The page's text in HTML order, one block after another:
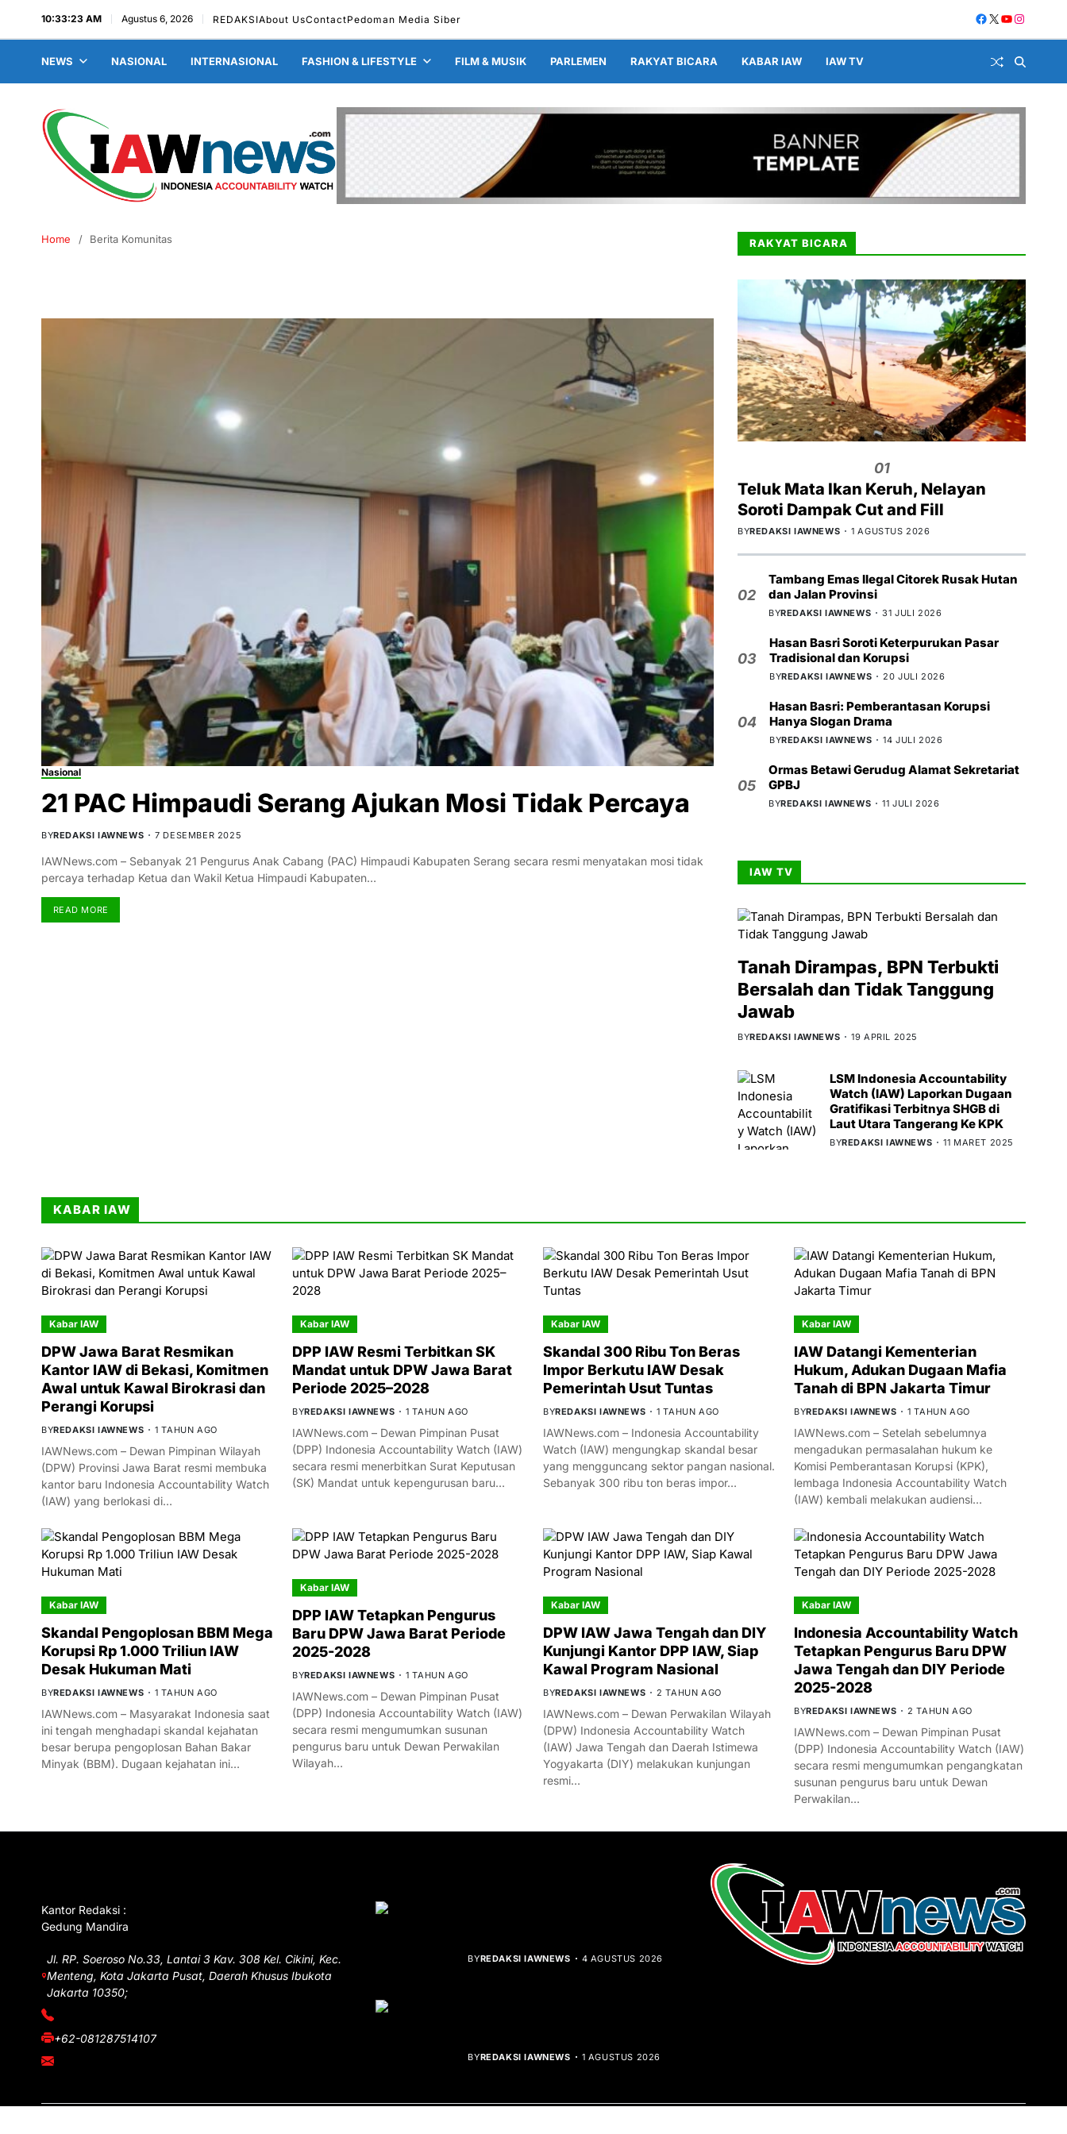
10:33:24 AM Agustus 6, 2026 REDAKSIAbout UsContactPedoman Media Siber
NEWS NASIONAL INTERNASIONAL FASHION & LIFESTYLE FILM & MUSIK PARLEMEN RAKYAT BICARA KABAR IAW IAW TV
Home Berita Komunitas
Nasional
21 PAC Himpaudi Serang Ajukan Mosi Tidak Percaya
BYREDAKSI IAWNEWS 7 DESEMBER 2025
IAWNews.com – Sebanyak 21 Pengurus Anak Cabang (PAC) Himpaudi Kabupaten Serang secara resmi menyatakan mosi tidak
percaya terhadap Ketua dan Wakil Ketua Himpaudi Kabupaten…
READ MORE
RAKYAT BICARA
01
Teluk Mata Ikan Keruh, Nelayan
Soroti Dampak Cut and Fill
BYREDAKSI IAWNEWS 1 AGUSTUS 2026
02
Tambang Emas Ilegal Citorek Rusak Hutan
dan Jalan Provinsi
BYREDAKSI IAWNEWS 31 JULI 2026
03
Hasan Basri Soroti Keterpurukan Pasar
Tradisional dan Korupsi
BYREDAKSI IAWNEWS 20 JULI 2026
04
Hasan Basri: Pemberantasan Korupsi
Hanya Slogan Drama
BYREDAKSI IAWNEWS 14 JULI 2026
05
Ormas Betawi Gerudug Alamat Sekretariat
GPBJ
BYREDAKSI IAWNEWS 11 JULI 2026
IAW TV
Tanah Dirampas, BPN Terbukti
Bersalah dan Tidak Tanggung
Jawab
BYREDAKSI IAWNEWS 19 APRIL 2025
LSM Indonesia Accountability
Watch (IAW) Laporkan Dugaan
Gratifikasi Terbitnya SHGB di
Laut Utara Tangerang Ke KPK
BYREDAKSI IAWNEWS 11 MARET 2025
KABAR IAW
Kabar IAW
DPW Jawa Barat Resmikan
Kantor IAW di Bekasi, Komitmen
Awal untuk Kawal Birokrasi dan
Perangi Korupsi
BYREDAKSI IAWNEWS 1 TAHUN AGO
IAWNews.com – Dewan Pimpinan Wilayah
(DPW) Provinsi Jawa Barat resmi membuka
kantor baru Indonesia Accountability Watch
(IAW) yang berlokasi di…
Kabar IAW
DPP IAW Resmi Terbitkan SK
Mandat untuk DPW Jawa Barat
Periode 2025–2028
BYREDAKSI IAWNEWS 1 TAHUN AGO
IAWNews.com – Dewan Pimpinan Pusat
(DPP) Indonesia Accountability Watch (IAW)
secara resmi menerbitkan Surat Keputusan
(SK) Mandat untuk kepengurusan baru…
Kabar IAW
Skandal 300 Ribu Ton Beras
Impor Berkutu IAW Desak
Pemerintah Usut Tuntas
BYREDAKSI IAWNEWS 1 TAHUN AGO
IAWNews.com – Indonesia Accountability
Watch (IAW) mengungkap skandal besar
yang mengguncang sektor pangan nasional.
Sebanyak 300 ribu ton beras impor…
Kabar IAW
IAW Datangi Kementerian
Hukum, Adukan Dugaan Mafia
Tanah di BPN Jakarta Timur
BYREDAKSI IAWNEWS 1 TAHUN AGO
IAWNews.com – Setelah sebelumnya
mengadukan permasalahan hukum ke
Komisi Pemberantasan Korupsi (KPK),
lembaga Indonesia Accountability Watch
(IAW) kembali melakukan audiensi…
Kabar IAW
Skandal Pengoplosan BBM Mega
Korupsi Rp 1.000 Triliun IAW
Desak Hukuman Mati
BYREDAKSI IAWNEWS 1 TAHUN AGO
IAWNews.com – Masyarakat Indonesia saat
ini tengah menghadapi skandal kejahatan
besar berupa pengoplosan Bahan Bakar
Minyak (BBM). Dugaan kejahatan ini…
Kabar IAW
DPP IAW Tetapkan Pengurus
Baru DPW Jawa Barat Periode
2025-2028
BYREDAKSI IAWNEWS 1 TAHUN AGO
IAWNews.com – Dewan Pimpinan Pusat
(DPP) Indonesia Accountability Watch (IAW)
secara resmi mengumumkan susunan
pengurus baru untuk Dewan Perwakilan
Wilayah…
Kabar IAW
DPW IAW Jawa Tengah dan DIY
Kunjungi Kantor DPP IAW, Siap
Kawal Program Nasional
BYREDAKSI IAWNEWS 2 TAHUN AGO
IAWNews.com – Dewan Perwakilan Wilayah
(DPW) Indonesia Accountability Watch
(IAW) Jawa Tengah dan Daerah Istimewa
Yogyakarta (DIY) melakukan kunjungan
resmi…
Kabar IAW
Indonesia Accountability Watch
Tetapkan Pengurus Baru DPW
Jawa Tengah dan DIY Periode
2025-2028
BYREDAKSI IAWNEWS 2 TAHUN AGO
IAWNews.com – Dewan Pimpinan Pusat
(DPP) Indonesia Accountability Watch (IAW)
secara resmi mengumumkan pengangkatan
susunan pengurus baru untuk Dewan
Perwakilan…
Kantor Redaksi :
Gedung Mandira
Jl. RP. Soeroso No.33, Lantai 3 Kav. 308 Kel. Cikini, Kec.
Menteng, Kota Jakarta Pusat, Daerah Khusus Ibukota
Jakarta 10350;
+62-081287514107
BYREDAKSI IAWNEWS 4 AGUSTUS 2026
BYREDAKSI IAWNEWS 1 AGUSTUS 2026